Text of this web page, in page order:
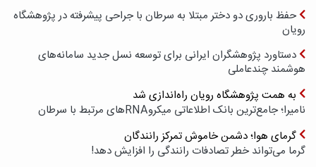
حفظ باروری دو دختر مبتلا به سرطان با جراحی پیشرفته در پژوهشگاه
رویان
دستاورد پژوهشگران ایرانی برای توسعه نسل جدید سامانه‌های
هوشمند چندعاملی
به همت پژوهشگاه رویان راه‌اندازی شد
نامیرا؛ جامع‌ترین بانک اطلاعاتی میکروRNAهای مرتبط با سرطان
گرمای هوا؛ دشمن خاموش تمرکز رانندگان
گرما می‌تواند خطر تصادفات رانندگی را افزایش دهد!